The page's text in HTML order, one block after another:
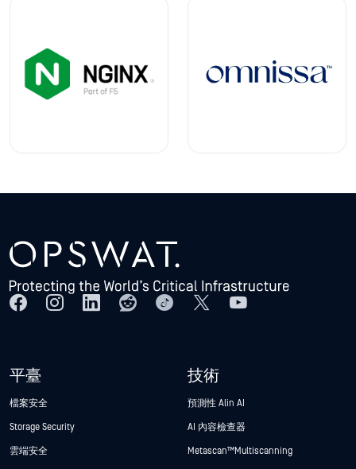
平臺
檔案安全
Storage Security
雲端安全
技術
預測性 Alin AI
AI 內容檢查器
Metascan™ Multiscanning